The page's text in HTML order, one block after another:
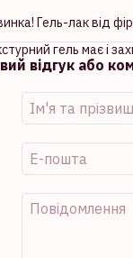
Гель-лак від
гель має і
відгук або